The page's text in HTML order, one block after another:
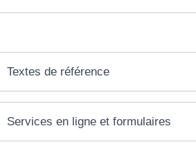
Textes de référence
Services en ligne et formulaires